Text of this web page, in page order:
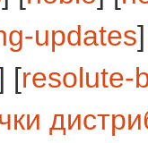
updates
[resolute-